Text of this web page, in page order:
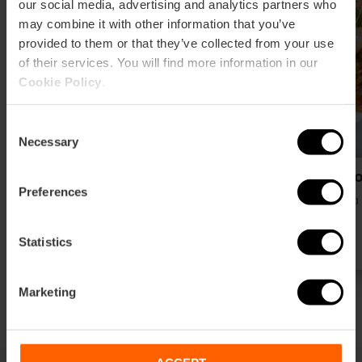
our social media, advertising and analytics partners who
may combine it with other information that you’ve
provided to them or that they’ve collected from your use
of their services. You will find more information in our
Cookie Policy
Selection
Necessary
Preferences
Statistics
Marketing
& Spa)
La
Huerta